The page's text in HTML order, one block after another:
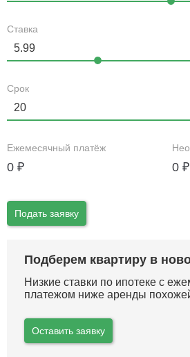
Ставка
Срок
Ежемесячный платёж
0 ₽ 0 ₽
Подать заявку
Подберем квартиру в
Низкие ставки по ипотеке с
платежом ниже аренды
Оставить заявку